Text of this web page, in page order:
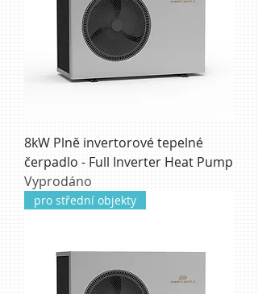
8kW Plně invertorové tepelné
čerpadlo - Full Inverter Heat Pump
Vyprodáno
pro střední objekty